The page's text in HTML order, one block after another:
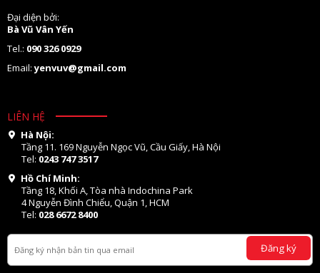
Đại diện bởi:
Bà Vũ Vân Yến
Tel.: 090 326 0929
Email:yenvuv@gmail.com
LIÊN HỆ
Hà Nội:
Tầng 11. 169 Nguyễn Ngọc Vũ, Cầu Giấy, Hà Nội
Tel: 0243 747 3517
Hồ Chí Minh:
Tầng 18, Khối A, Tòa nhà Indochina Park
4 Nguyễn Đình Chiểu, Quận 1, HCM
Tel: 028 6672 8400
Đăng ký